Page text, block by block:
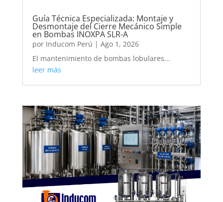
Guía Técnica Especializada: Montaje y
Desmontaje del Cierre Mecánico Simple
en Bombas INOXPA SLR-A
por Inducom Perú | Ago 1, 2026
El mantenimiento de bombas lobulares...
leer más